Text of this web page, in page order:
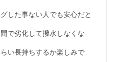
した事ない人でも安心だと
で劣化して撥水しなくな
い長持ちするか楽しみで